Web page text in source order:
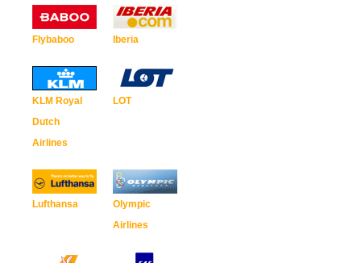
Flybaboo Iberia
KLM Royal
Dutch
Airlines
LOT
Lufthansa
Olympic
Airlines